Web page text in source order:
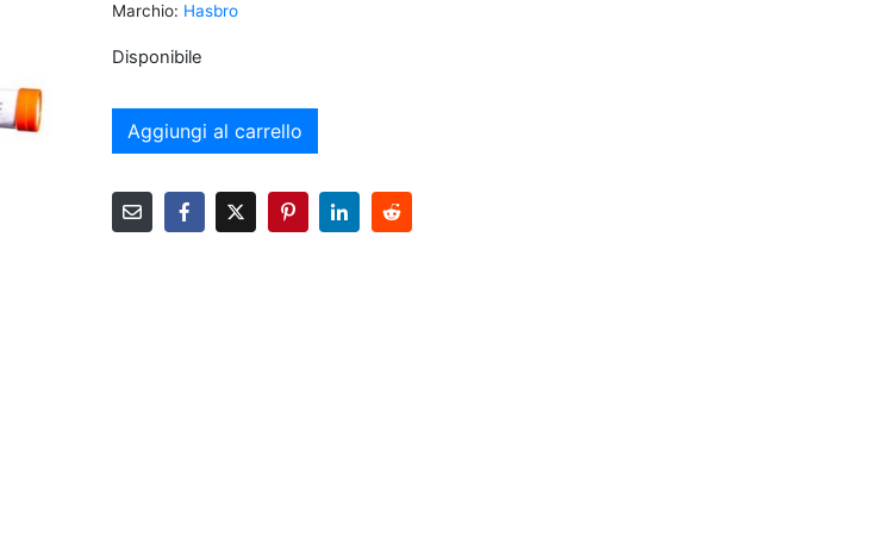
Marchio: Hasbro
Disponibile
Aggiungi al carrello